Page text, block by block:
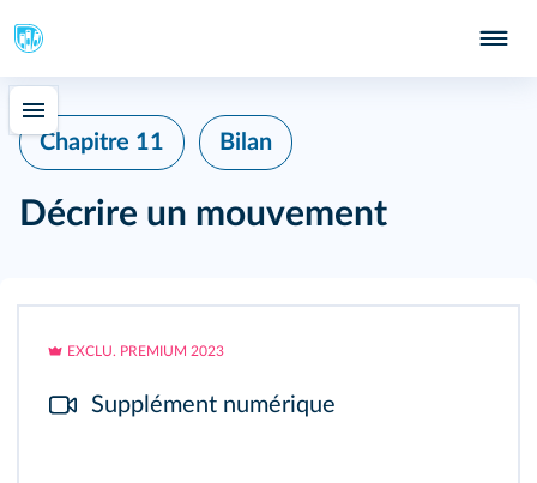
Chapitre 11 Bilan
Décrire un mouvement
EXCLU. PREMIUM 2023
Supplément numérique